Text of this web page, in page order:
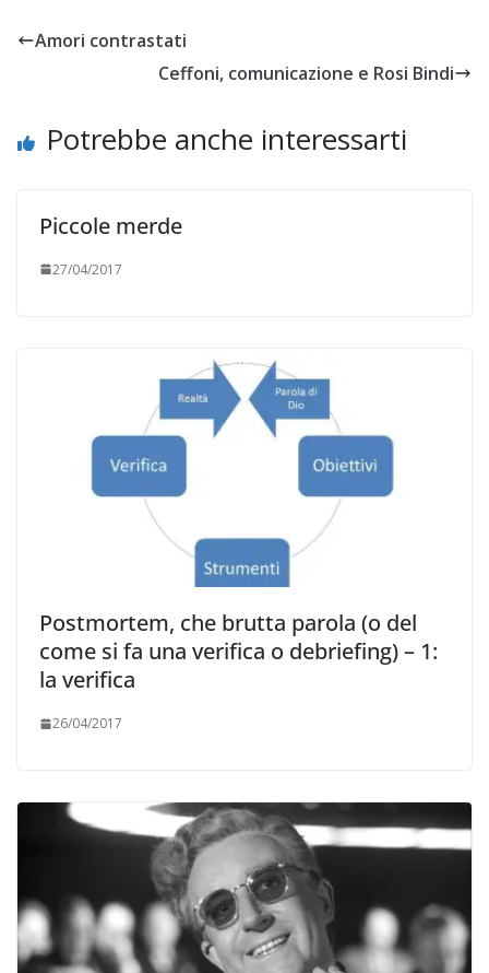
Amori contrastati
Ceffoni, comunicazione e Rosi Bindi
Potrebbe anche interessarti
Piccole merde
27/04/2017
Postmortem, che brutta parola (o del
come si fa una verifica o debriefing) – 1:
la verifica
26/04/2017